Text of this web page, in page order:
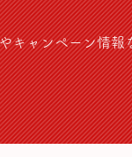
キャンペーン情